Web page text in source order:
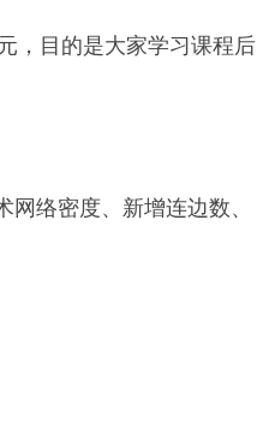
，目的是大家学习课程后
络密度、新增连边数、